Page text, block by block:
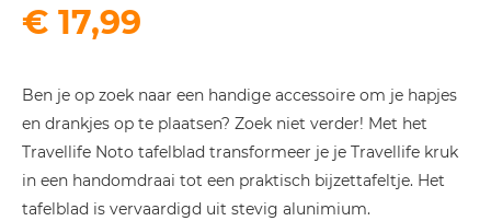
€ 17,99
Ben je op zoek naar een handige accessoire om je hapjes
en drankjes op te plaatsen? Zoek niet verder! Met het
Travellife Noto tafelblad transformeer je je Travellife kruk
in een handomdraai tot een praktisch bijzettafeltje. Het
tafelblad is vervaardigd uit stevig alunimium.